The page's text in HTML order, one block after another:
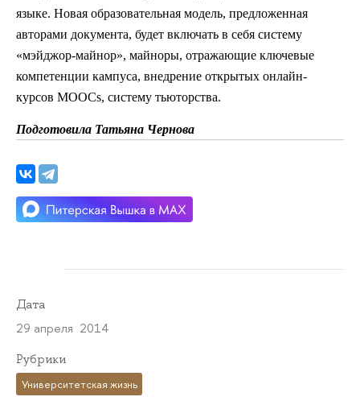
языке. Новая образовательная модель, предложенная
авторами документа, будет включать в себя систему
«мэйджор-майнор», майноры, отражающие ключевые
компетенции кампуса, внедрение открытых онлайн-
курсов MOOCs, систему тьюторства.
Подготовила Татьяна Чернова
Дата
29 апреля 2014
Рубрики
Университетская жизнь